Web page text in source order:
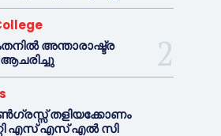
അന്താരാഷ്ട്ര
തളിയക്കോണം
എസ് എസ് എൽ സി